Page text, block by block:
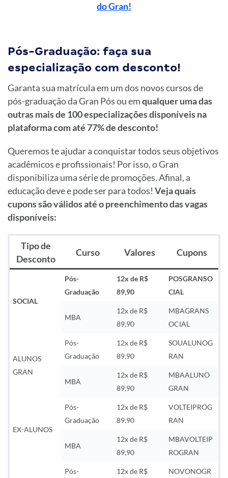
do Gran!
Pós-Graduação: faça sua
especialização com desconto!
Garanta sua matrícula em um dos novos cursos de
pós-graduação da Gran Pós ou emqualquer uma das
outras mais de 100 especializações disponíveis na
plataforma com até 77% de desconto!
Queremos te ajudar a conquistar todos seus objetivos
acadêmicos e profissionais! Por isso, o Gran
disponibiliza uma série de promoções. Afinal, a
educação deve e pode ser para todos! Veja quais
cupons são válidos até o preenchimento das vagas
disponíveis:
Tipo de
Desconto
Curso Valores Cupons
SOCIAL
Pós-
Graduação
12x de R$
89,90
POSGRANSO
CIAL
MBA
12x de R$
89,90
MBAGRANS
OCIAL
ALUNOS
GRAN
Pós-
Graduação
12x de R$
89,90
SOUALUNOG
RAN
MBA
12x de R$
89,90
MBAALUNO
GRAN
EX-ALUNOS
Pós-
Graduação
12x de R$
89,90
VOLTEIPROG
RAN
MBA
12x de R$
89,90
MBAVOLTEIP
ROGRAN
Pós-
12x de R$
NOVONOGR